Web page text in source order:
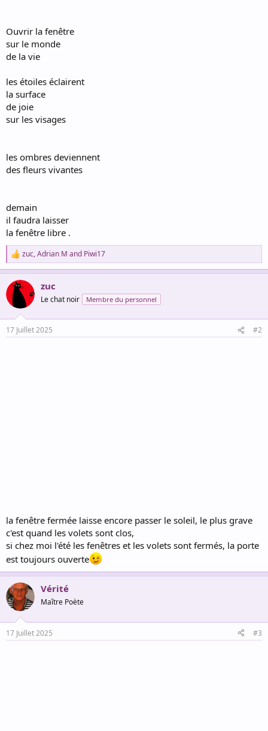
Ouvrir la fenêtre
sur le monde
de la vie
les étoiles éclairent
la surface
de joie
sur les visages
les ombres deviennent
des fleurs vivantes
demain
il faudra laisser
la fenêtre libre .
R
e
a
c
t
i
s
zuc,Adrian M and Piwi17
zuc
Le chat noir Membre du personnel
17 Juillet 2025 #2
la fenêtre fermée laisse encore passer le soleil, le plus grave
c'est quand les volets sont clos,
si chez moi l'été les fenêtres et les volets sont fermés, la porte
est toujours ouverte
Vérité
Maître Poète
17 Juillet 2025 #3